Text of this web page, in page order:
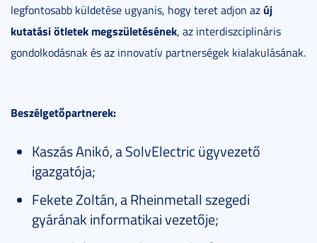
legfontosabb küldetése ugyanis, hogy teret adjon azúj
kutatási ötletek megszületésének, az interdiszciplináris
gondolkodásnak és az innovatív partnerségek kialakulásának.
Beszélgetőpartnerek:
Kaszás Anikó, a SolvElectric ügyvezető
igazgatója;
Fekete Zoltán, a Rheinmetall szegedi
gyárának informatikai vezetője;